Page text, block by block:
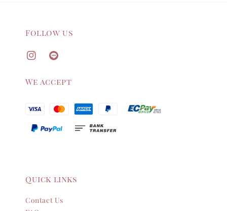
Follow us
We accept
Quick links
Contact Us